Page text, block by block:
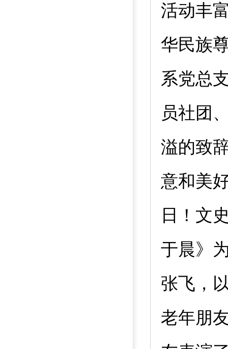
活动丰
华民族
系党总
员社团
溢的致
意和美
日！文
于晨》
张飞，
老年朋